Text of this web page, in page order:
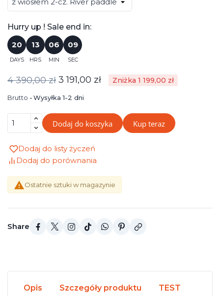
Hurry up ! Sale end in:
20
DAYS
13
HRS
06
MIN
08
SEC
4 390,00 zł 3 191,00 zł Zniżka 1 199,00 zł
Brutto Wysyłka 1-2 dni
Dodaj do koszyka Kup teraz
Dodaj do listy życzeń
Dodaj do porównania
Ostatnie sztuki w magazynie
Share
Opis Szczegóły produktu TEST